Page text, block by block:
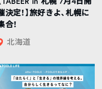
決定！】旅好きよ、札幌に
合！
北海道